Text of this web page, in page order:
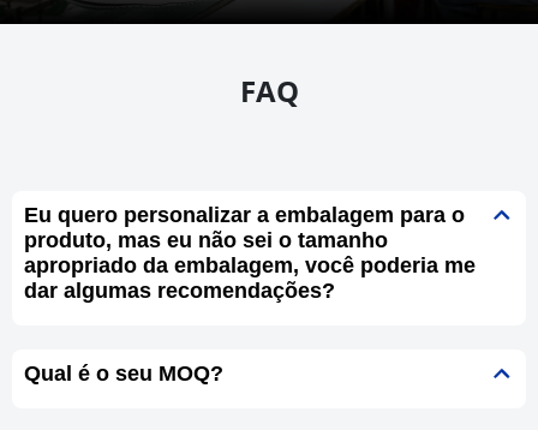
FAQ
Eu quero personalizar a embalagem para o
produto, mas eu não sei o tamanho
apropriado da embalagem, você poderia me
dar algumas recomendações?
Qual é o seu MOQ?